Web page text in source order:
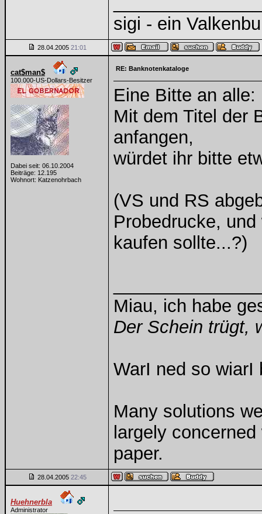
sigi - ein
28.04.2005 21:01
cat$man$
100.000-US-Dollars-Besitzer
Dabei seit: 06.10.2004
Beiträge: 12.195
Wohnort: Katzenohrbach
RE: Banknotenkataloge
Eine Bitte an alle:
Mit dem Titel der
anfangen,
würdet ihr bitte
(VS und RS
Probedrucke,
kaufen sollte...?)
Miau, ich habe
Der Schein trügt,
WarI ned so wiarI
Many solutions
largely
paper.
28.04.2005 22:45
Huehnerbla
Administrator